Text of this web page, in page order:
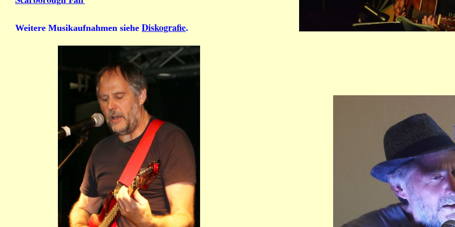
Weitere Musikaufnahmen siehe Diskografie.